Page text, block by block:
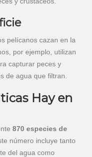
pelícanos cazan en la
por ejemplo, utilizan
capturar peces y
de agua que filtran.
Hay en
870 especies de
número incluye tanto
del agua como